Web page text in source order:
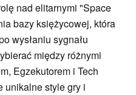
nad elitarnymi "Space
bazy księżycowej, która
wysłaniu sygnału
między różnymi
Egzekutorem i Tech
unikalne style gry i